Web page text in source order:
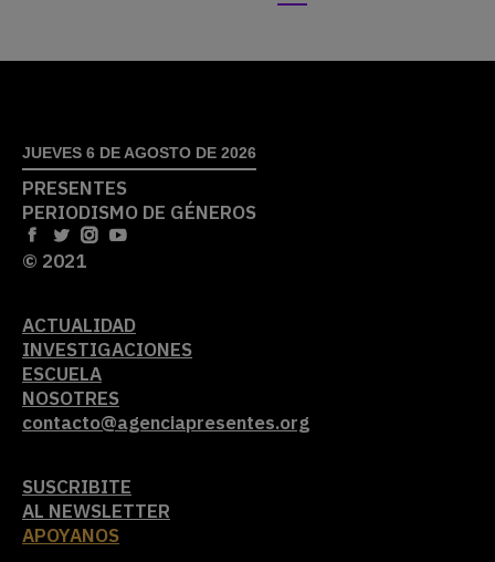
JUEVES 6 DE AGOSTO DE 2026
PRESENTES
PERIODISMO DE GÉNEROS
© 2021
ACTUALIDAD
INVESTIGACIONES
ESCUELA
NOSOTRES
contacto@agenciapresentes.org
SUSCRIBITE
AL NEWSLETTER
APOYANOS